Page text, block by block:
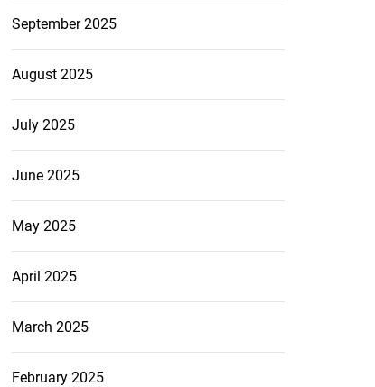
September 2025
August 2025
July 2025
June 2025
May 2025
April 2025
March 2025
February 2025